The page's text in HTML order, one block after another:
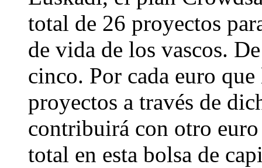
total de 26 proyectos
de vida de los vascos.
cinco. Por cada euro
proyectos a través de
contribuirá con otro
total en esta bolsa de